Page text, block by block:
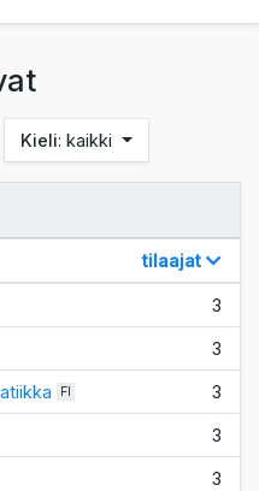
Kieli: kaikki
tilaajat
3
3
FI 3
3
3